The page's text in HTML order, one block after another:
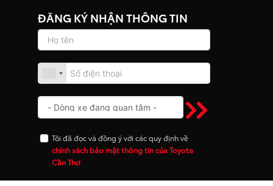
ĐĂNG KÝ NHẬN THÔNG TIN
Tôi đã đọc và đồng ý với các quy định về
chính sách bảo mật thông tin của Toyota
Cần Thơ